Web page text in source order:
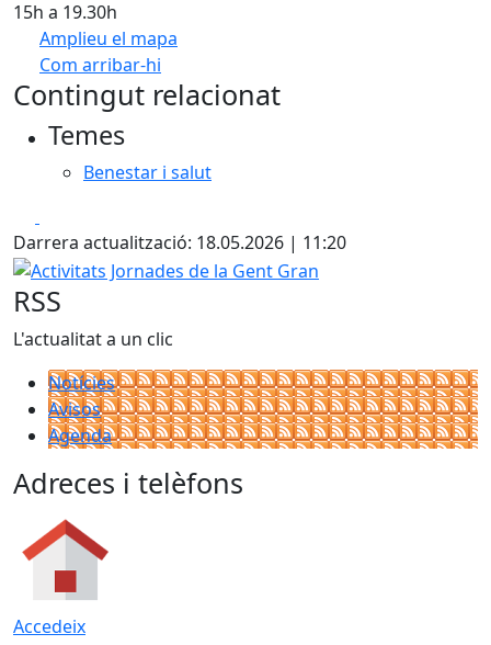
15h a 19.30h
Amplieu el mapa
Com arribar-hi
+
Contingut relacionat
Temes
Benestar i salut
Darrera actualització: 18.05.2026 | 11:20
Activitats Jornades de la Gent Gran
RSS
L'actualitat a un clic
Notícies
Avisos
Agenda
Adreces i telèfons
Accedeix